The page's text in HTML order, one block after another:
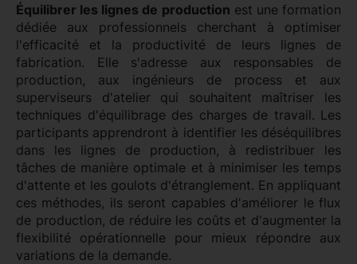
Équilibrer les lignes de production est une formation
dédiée aux professionnels cherchant à optimiser
l'efficacité et la productivité de leurs lignes de
fabrication. Elle s'adresse aux responsables de
production, aux ingénieurs de process et aux
superviseurs d'atelier qui souhaitent maîtriser les
techniques d'équilibrage des charges de travail. Les
participants apprendront à identifier les déséquilibres
dans les lignes de production, à redistribuer les
tâches de manière optimale et à minimiser les temps
d'attente et les goulots d'étranglement. En appliquant
ces méthodes, ils seront capables d'améliorer le flux
de production, de réduire les coûts et d'augmenter la
flexibilité opérationnelle pour mieux répondre aux
variations de la demande.